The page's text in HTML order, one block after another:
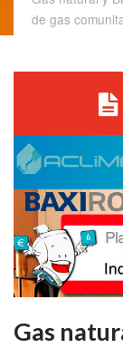
de gas
Gas